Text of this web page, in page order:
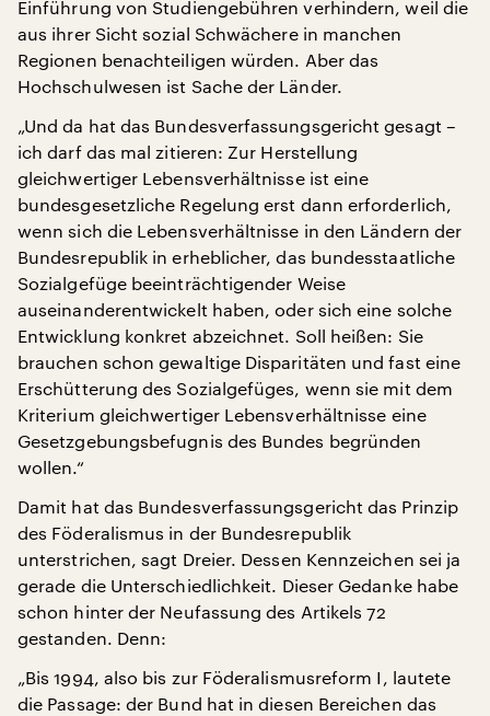
Einführung von Studiengebühren verhindern, weil die
aus ihrer Sicht sozial Schwächere in manchen
Regionen benachteiligen würden. Aber das
Hochschulwesen ist Sache der Länder.
„Und da hat das Bundesverfassungsgericht gesagt –
ich darf das mal zitieren: Zur Herstellung
gleichwertiger Lebensverhältnisse ist eine
bundesgesetzliche Regelung erst dann erforderlich,
wenn sich die Lebensverhältnisse in den Ländern der
Bundesrepublik in erheblicher, das bundesstaatliche
Sozialgefüge beeinträchtigender Weise
auseinanderentwickelt haben, oder sich eine solche
Entwicklung konkret abzeichnet. Soll heißen: Sie
brauchen schon gewaltige Disparitäten und fast eine
Erschütterung des Sozialgefüges, wenn sie mit dem
Kriterium gleichwertiger Lebensverhältnisse eine
Gesetzgebungsbefugnis des Bundes begründen
wollen.“
Damit hat das Bundesverfassungsgericht das Prinzip
des Föderalismus in der Bundesrepublik
unterstrichen, sagt Dreier. Dessen Kennzeichen sei ja
gerade die Unterschiedlichkeit. Dieser Gedanke habe
schon hinter der Neufassung des Artikels 72
gestanden. Denn:
„Bis 1994, also bis zur Föderalismusreform I, lautete
die Passage: der Bund hat in diesen Bereichen das